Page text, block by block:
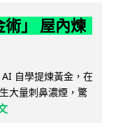
術」 屋內煉
自學提煉黃金，在
大量刺鼻濃煙，驚